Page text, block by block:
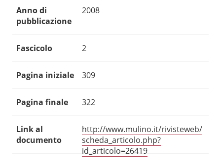
Anno di
pubblicazione
2008
Fascicolo 2
Pagina iniziale 309
Pagina finale 322
Link al
documento
http://www.mulino.it/rivisteweb/
scheda_articolo.php?
id_articolo=26419